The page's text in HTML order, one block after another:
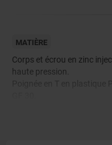
MATIÈRE
Corps et écrou en zinc
haute pression.